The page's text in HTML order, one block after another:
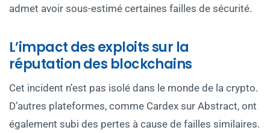
admet avoir sous-estimé certaines failles de sécurité.
L’impact des exploits sur la
réputation des blockchains
Cet incident n’est pas isolé dans le monde de la crypto.
D’autres plateformes, comme Cardex sur Abstract, ont
également subi des pertes à cause de failles similaires.